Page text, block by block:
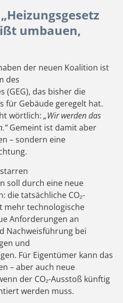
umbauen,
der neuen Koalition ist
des
(GEG), das bisher die
für Gebäude geregelt hat.
wörtlich: „Wir werden das
Gemeint ist damit aber
– sondern eine
soll durch eine neue
die tatsächliche CO₂-
mehr technologische
Anforderungen an
Nachweisführung bei
und
Für Eigentümer kann das
– aber auch neue
der CO₂-Ausstoß künftig
werden muss.